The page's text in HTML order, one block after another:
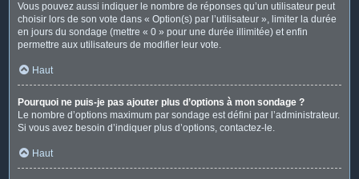
Vous pouvez aussi indiquer le nombre de réponses qu’un utilisateur peut
choisir lors de son vote dans « Option(s) par l’utilisateur », limiter la durée
en jours du sondage (mettre « 0 » pour une durée illimitée) et enfin
permettre aux utilisateurs de modifier leur vote.
Haut
Pourquoi ne puis-je pas ajouter plus d’options à mon sondage ?
Le nombre d’options maximum par sondage est défini par l’administrateur.
Si vous avez besoin d’indiquer plus d’options, contactez-le.
Haut